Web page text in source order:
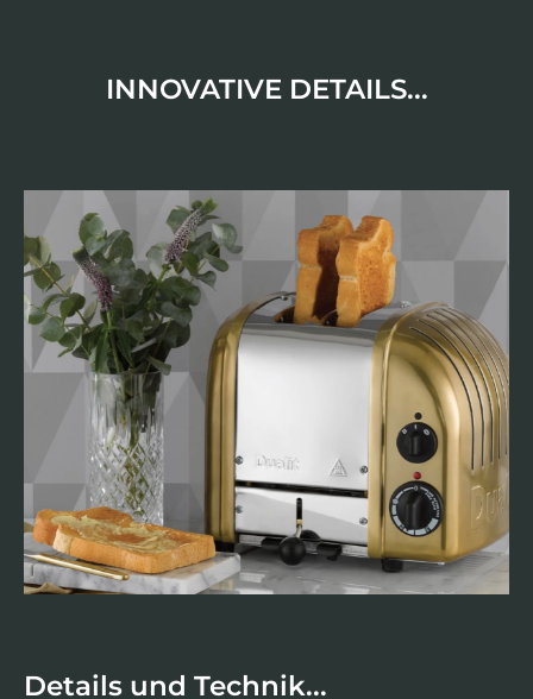
INNOVATIVE DETAILS...
Details und Technik...